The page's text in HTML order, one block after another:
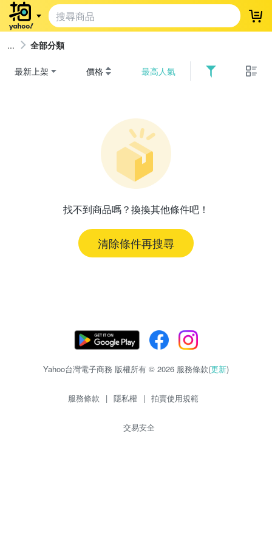
登
全部分類
最新上架 價格 最高人氣
找不到商品嗎？換換其他條件吧！
清除條件再搜尋
Yahoo台灣電子商務 版權所有 © 2026 服務條款(更新)
服務條款 | 隱私權 | 拍賣使用規範
交易安全